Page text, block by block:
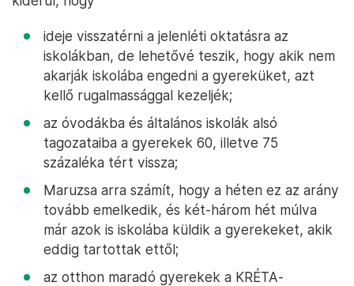
ideje visszatérni a jelenléti oktatásra az
iskolákban, de lehetővé teszik, hogy akik nem
akarják iskolába engedni a gyereküket, azt
kellő rugalmassággal kezeljék;
az óvodákba és általános iskolák alsó
tagozataiba a gyerekek 60, illetve 75
százaléka tért vissza;
Maruzsa arra számít, hogy a héten ez az arány
tovább emelkedik, és két-három hét múlva
már azok is iskolába küldik a gyerekeket, akik
eddig tartottak ettől;
az otthon maradó gyerekek a KRÉTA-